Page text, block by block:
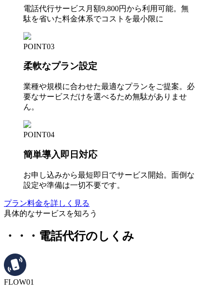
電話代行サービス月額9,800円から利用可能。無
駄を省いた料金体系でコストを最小限に
POINT03
柔軟なプラン設定
業種や規模に合わせた最適なプランをご提案。必
要なサービスだけを選べるため無駄がありませ
ん。
POINT04
簡単導入即日対応
お申し込みから最短即日でサービス開始。面倒な
設定や準備は一切不要です。
プラン料金を詳しく見る
具体的なサービスを知ろう
・・・ 電話代行のしくみ
FLOW01